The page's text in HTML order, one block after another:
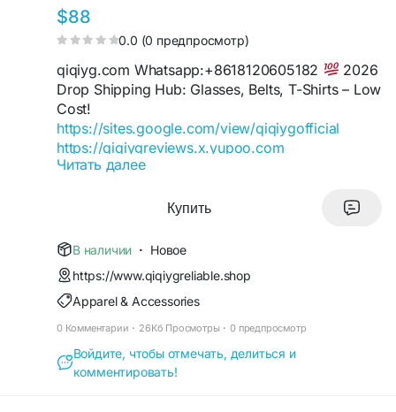
$88
0.0 (0 предпросмотр)
qiqiyg.com Whatsapp:+8618120605182
2026
Drop Shipping Hub: Glasses, Belts, T-Shirts – Low
Cost!
https://sites.google.com/view/qiqiygofficial
https://qiqiygreviews.x.yupoo.com
https://qiqiygofficialwhatsapp.x.yupoo.com
https://www.qiqiygkinagrossist.eu
Click here contact yupoo seller via
https://www.qiqiygfashionelite.shop
https://wa.me/8618120605182
https://kingtmall.x.yupoo.com
https://qiqiyg.wasap.my
https://medium.com/@qiqiyg.com
https://www.qiqiygfornitore.eu
Читать далее
Купить
В наличии · Новое
https://www.qiqiygreliable.shop
Apparel & Accessories
0 Комментарии · 26Кб Просмотры · 0 предпросмотр
Войдите, чтобы отмечать, делиться и
комментировать!